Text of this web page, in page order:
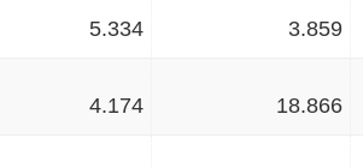
3.859
5.334
18.866
4.174